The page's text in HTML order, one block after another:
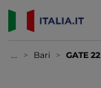
... Bari GATE 22